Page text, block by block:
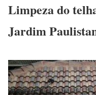
Limpeza do
Jardim